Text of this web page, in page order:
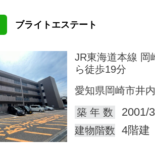
ブライトエステート
JR東海道本線 岡
ら徒歩19分
愛知県岡崎市井
築 年 数
2001/
建物階数 4階建